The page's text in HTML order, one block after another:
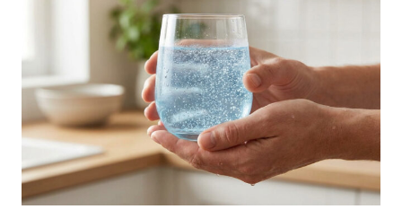
RÉEL
OU
SOLUTION
POUR
VOTRE
SANTÉ
?